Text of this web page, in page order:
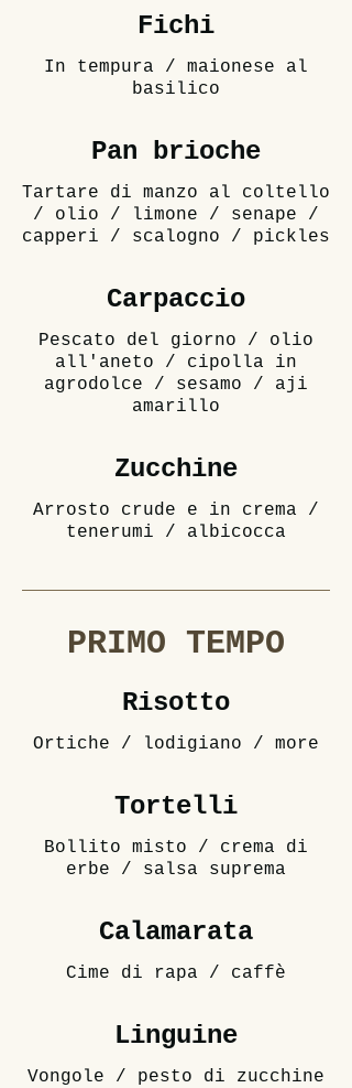
Fichi
In tempura / maionese al
basilico
Pan brioche
Tartare di manzo al coltello
/ olio / limone / senape /
capperi / scalogno / pickles
Carpaccio
Pescato del giorno / olio
all'aneto / cipolla in
agrodolce / sesamo / aji
Zucchine
Arrosto crude e in crema /
tenerumi / albicocca
PRIMO TEMPO
Risotto
Ortiche / lodigiano / more
Tortelli
Bollito misto / crema di
erbe / salsa suprema
Calamarata
Cime di rapa / caffè
Linguine
Vongole / pesto di zucchine